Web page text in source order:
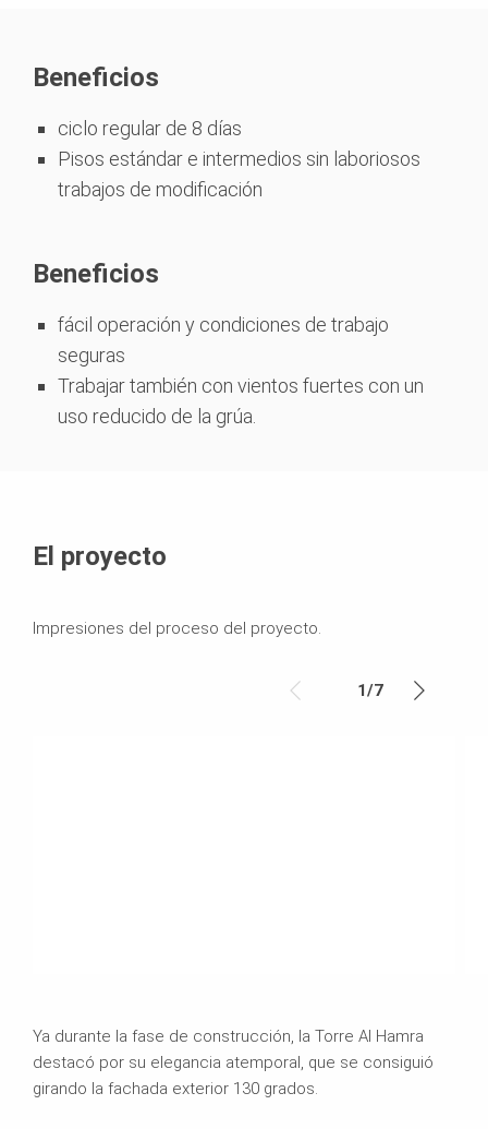
Beneficios
ciclo regular de 8 días
Pisos estándar e intermedios sin laboriosos
trabajos de modificación
Beneficios
fácil operación y condiciones de trabajo
seguras
Trabajar también con vientos fuertes con un
uso reducido de la grúa.
El proyecto
Impresiones del proceso del proyecto.
1/7
Ya durante la fase de construcción, la Torre Al Hamra
destacó por su elegancia atemporal, que se consiguió
girando la fachada exterior 130 grados.